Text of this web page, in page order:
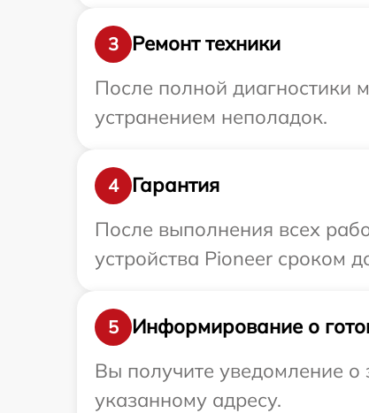
3
Ремонт техники
После полной диагностики
устранением неполадок.
4
Гарантия
После выполнения всех
устройства Pioneer сроком
5
Информирование о
Вы получите уведомление о
указанному адресу.